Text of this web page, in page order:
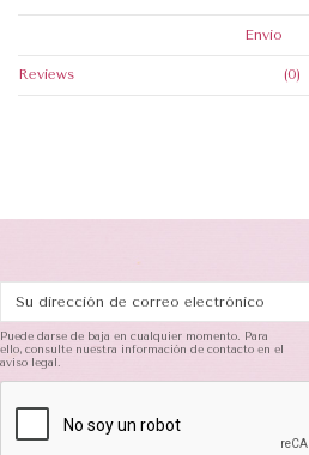
Envio
Reviews (0)
Puede darse de baja en cualquier momento. Para
ello, consulte nuestra información de contacto en el
aviso legal.